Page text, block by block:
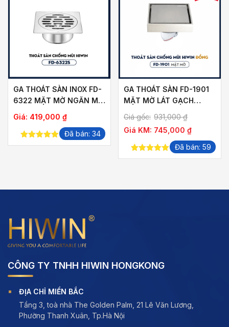
GA THOÁT SÀN INOX FD-
6322 MẶT MỜ NGĂN MÙI
THOÁT NHANH
Giá: 419,000 ₫
5.00out of
Đã bán: 34
GA THOÁT SÀN FD-1901
MẶT MỜ LÁT GẠCH
THOÁT NƯỚC NHANH
Giá gốc: 931,000₫
Giá KM: 745,000 ₫
5.00out of
Đã bán: 59
CÔNG TY TNHH HIWIN HONGKONG
ĐỊA CHỈ MIỀN BẮC
Tầng 3, toà nhà The Golden Palm, 21 Lê Văn Lương,
Phường Thanh Xuân, Tp.Hà Nội